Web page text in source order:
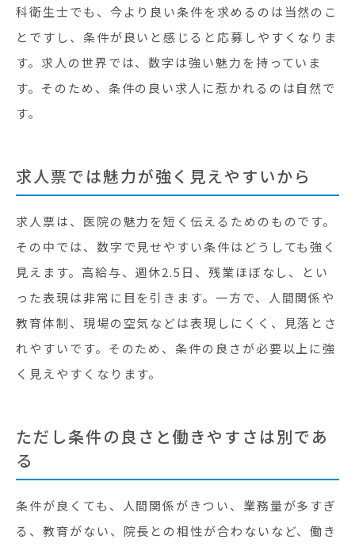
科衛生士でも、今より良い条件を求めるのは当然のこ
とですし、条件が良いと感じると応募しやすくなりま
す。求人の世界では、数字は強い魅力を持っていま
す。そのため、条件の良い求人に惹かれるのは自然で
す。
求人票では魅力が強く見えやすいから
求人票は、医院の魅力を短く伝えるためのものです。
その中では、数字で見せやすい条件はどうしても強く
見えます。高給与、週休2.5日、残業ほぼなし、とい
った表現は非常に目を引きます。一方で、人間関係や
教育体制、現場の空気などは表現しにくく、見落とさ
れやすいです。そのため、条件の良さが必要以上に強
く見えやすくなります。
ただし条件の良さと働きやすさは別であ
る
条件が良くても、人間関係がきつい、業務量が多すぎ
る、教育がない、院長との相性が合わないなど、働き